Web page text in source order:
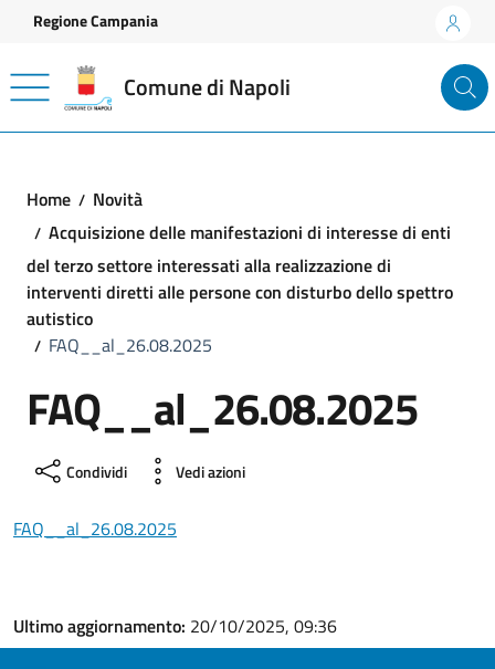
Vai ai contenuti
Vai al footer
Regione Campania
Comune di Napoli
Home
Novità
Acquisizione delle manifestazioni di interesse di enti
del terzo settore interessati alla realizzazione di
interventi diretti alle persone con disturbo dello spettro
autistico
FAQ__al_26.08.2025
FAQ__al_26.08.2025
Condividi Vedi azioni
FAQ__al_26.08.2025
Ultimo aggiornamento: 20/10/2025, 09:36